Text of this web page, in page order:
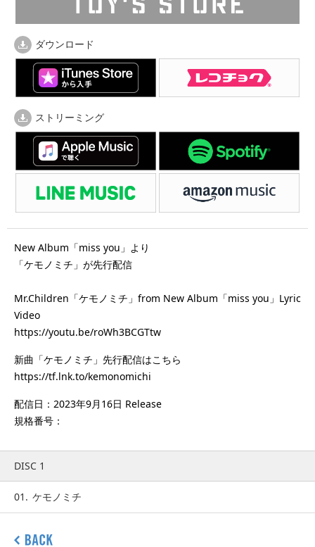
ダウンロード
ストリーミング
New Album「miss you」より
「ケモノミチ」が先行配信
Mr.Children「ケモノミチ」from New Album「miss you」Lyric
Video
https://youtu.be/roWh3BCGTtw
新曲「ケモノミチ」先行配信はこちら
https://tf.lnk.to/kemonomichi
配信日：2023年9月16日 Release
規格番号：
DISC 1
01. ケモノミチ